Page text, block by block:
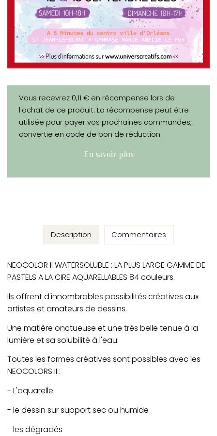
Vous recevrez 0,11 € en récompense lors de
l'achat de ce produit. La récompense peut être
utilisée pour payer vos prochaines commandes,
convertie en code de bon de réduction.
En savoir plus
Description
NEOCOLOR II WATERSOLUBLE : LA PLUS LARGE GAMME DE
PASTELS A LA CIRE AQUARELLABLES 84 couleurs.
Ils offrent d'innombrables possibilités créatives aux
artistes et amateurs de dessins.
Une matière onctueuse et une très belle tenue à la
lumière et sa solubilité à l'eau.
Toutes les formes créatives sont possibles avec les
NEOCOLORS II :
- L'aquarelle
- le dessin sur support sec ou humide
- les dégradés
Commentaires